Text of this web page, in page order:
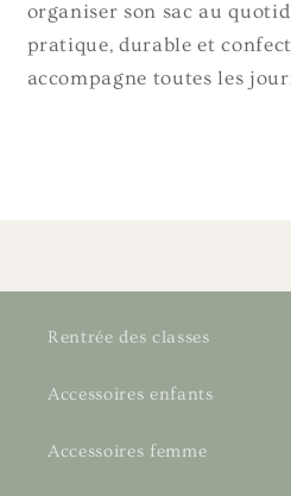
organiser son sac au
pratique, durable et
accompagne toutes les
Rentrée des classes
Accessoires enfants
Accessoires femme